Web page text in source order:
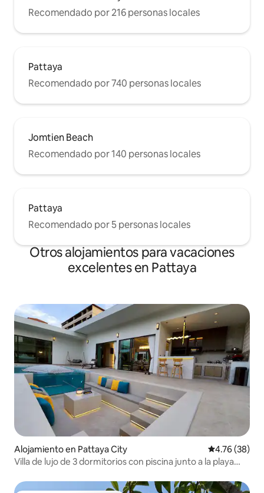
Recomendado por 216 personas locales
Pattaya
Recomendado por 740 personas locales
Jomtien Beach
Recomendado por 140 personas locales
Pattaya
Recomendado por 5 personas locales
Otros alojamientos para vacaciones
excelentes en Pattaya
Alojamiento en Pattaya City Calificación
4.76 (38)
Villa de lujo de 3 dormitorios con piscina junto a la playa